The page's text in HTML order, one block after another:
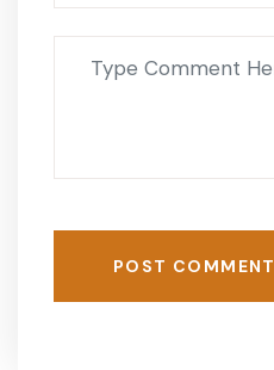
POST COMMENT